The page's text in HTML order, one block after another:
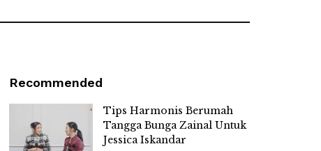
Recommended
Tips Harmonis Berumah
Tangga Bunga Zainal Untuk
Jessica Iskandar